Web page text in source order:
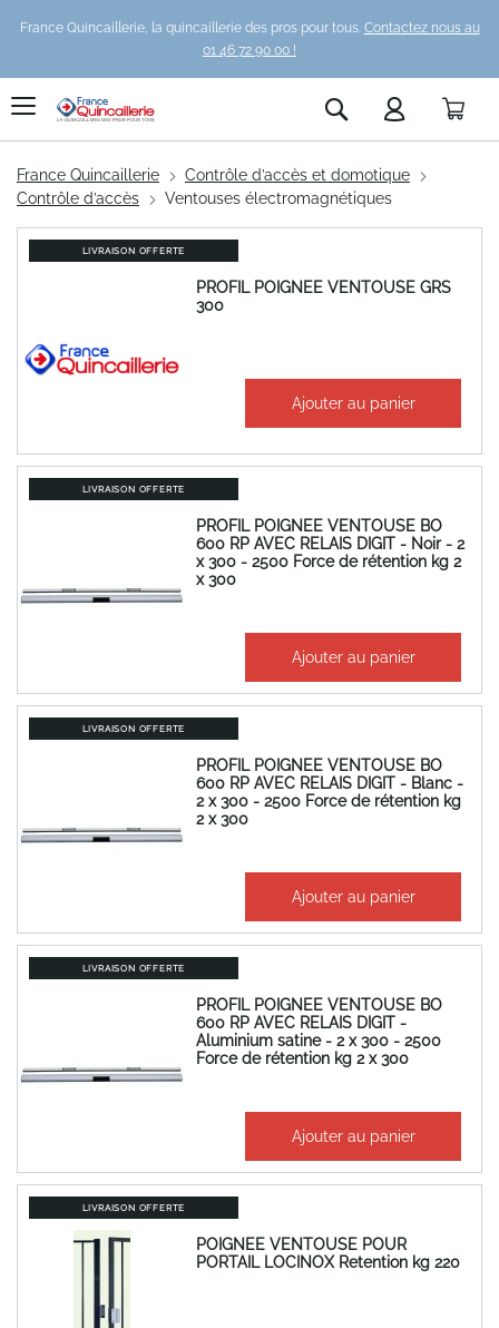
France Quincaillerie, la quincaillerie des pros pour tous. Contactez nous au
01 46 72 90 00 !
Rechercher
France Quincaillerie
Contrôle d’accès et domotique
Contrôle d’accès
Ventouses électromagnétiques
LIVRAISON OFFERTE
PROFIL POIGNEE VENTOUSE GRS
300
Ajouter au panier
LIVRAISON OFFERTE
PROFIL POIGNEE VENTOUSE BO
600 RP AVEC RELAIS DIGIT - Noir - 2
x 300 - 2500 Force de rétention kg 2
x 300
Ajouter au panier
LIVRAISON OFFERTE
PROFIL POIGNEE VENTOUSE BO
600 RP AVEC RELAIS DIGIT - Blanc -
2 x 300 - 2500 Force de rétention kg
2 x 300
Ajouter au panier
LIVRAISON OFFERTE
PROFIL POIGNEE VENTOUSE BO
600 RP AVEC RELAIS DIGIT -
Aluminium satine - 2 x 300 - 2500
Force de rétention kg 2 x 300
Ajouter au panier
LIVRAISON OFFERTE
POIGNEE VENTOUSE POUR
PORTAIL LOCINOX Retention kg 220